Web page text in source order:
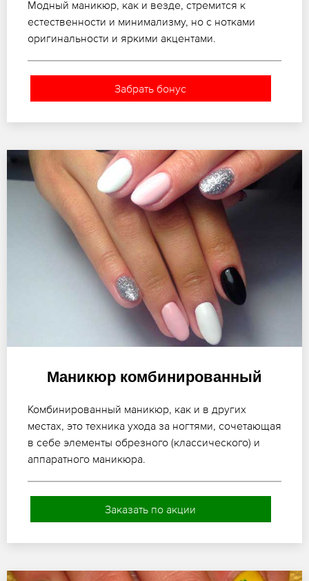
Модный маникюр, как и везде, стремится к
естественности и минимализму, но с нотками
оригинальности и яркими акцентами.
Забрать бонус
Маникюр комбинированный
Комбинированный маникюр, как и в других
местах, это техника ухода за ногтями, сочетающая
в себе элементы обрезного (классического) и
аппаратного маникюра.
Заказать по акции